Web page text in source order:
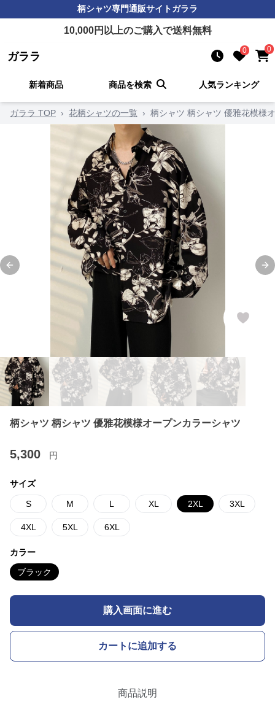
柄シャツ専門通販サイトガララ
10,000円以上のご購入で送料無料
ガララ 0 0
新着商品 商品を検索 人気ランキング
ガララ TOP › 花柄シャツの一覧 › 柄シャツ 柄シャツ 優雅花模様
Previous slide
柄シャツ 柄シャツ 優雅花模様オープンカラーシャツ
5,300 円
サイズ
S M L XL 2XL 3XL
4XL 5XL 6XL
カラー
ブラック
購入画面に進む
カートに追加する
商品説明